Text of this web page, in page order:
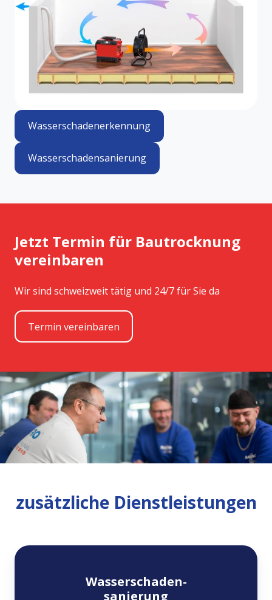
Wasserschadenerkennung
Wasserschadensanierung
Jetzt Termin für Bautrocknung
vereinbaren
Wir sind schweizweit tätig und 24/7 für Sie da
Termin vereinbaren
zusätzliche Dienstleistungen
Wasserschaden-
sanierung
sanierung